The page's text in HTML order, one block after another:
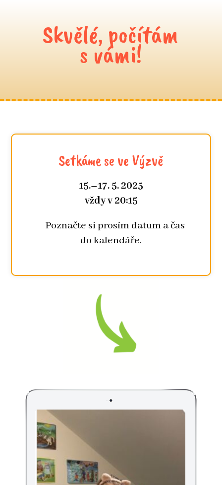
Skvělé, počítám
s vámi!
Setkáme se ve Výzvě
15.–17. 5. 2025
vždy v 20:15
Poznačte si prosím datum a čas
do kalendáře.